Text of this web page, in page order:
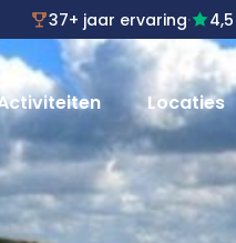
37+ jaar ervaring· 4,5
Locaties